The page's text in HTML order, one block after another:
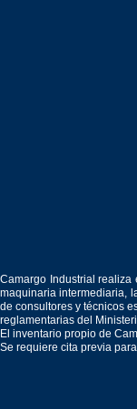
Camargo Industrial
maquinaria intermediaria,
de consultores y técnicos
reglamentarias del
El inventario propio de
Se requiere cita previa